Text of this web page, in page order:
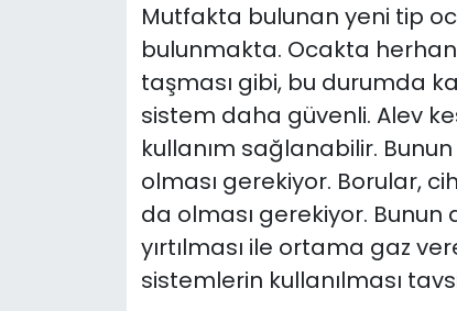
Mutfakta bulunan yeni tip
bulunmakta. Ocakta
taşması gibi, bu durumda
sistem daha güvenli. Alev
kullanım sağlanabilir.
olması gerekiyor. Borular,
da olması gerekiyor.
yırtılması ile ortama gaz
sistemlerin kullanılması